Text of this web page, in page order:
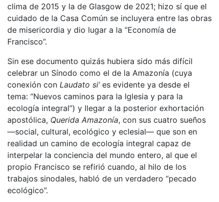
clima de 2015 y la de Glasgow de 2021; hizo sí que el
cuidado de la Casa Común se incluyera entre las obras
de misericordia y dio lugar a la “Economía de
Francisco”.
Sin ese documento quizás hubiera sido más difícil
celebrar un Sínodo como el de la Amazonía (cuya
conexión con Laudato si’es evidente ya desde el
tema: “Nuevos caminos para la Iglesia y para la
ecología integral”) y llegar a la posterior exhortación
apostólica, Querida Amazonía, con sus cuatro sueños
—social, cultural, ecológico y eclesial— que son en
realidad un camino de ecología integral capaz de
interpelar la conciencia del mundo entero, al que el
propio Francisco se refirió cuando, al hilo de los
trabajos sinodales, habló de un verdadero “pecado
ecológico”.